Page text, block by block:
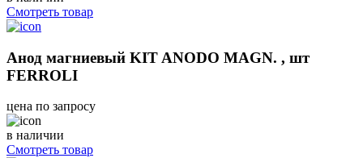
Смотреть товар
Анод магниевый KIT ANODO MAGN. , шт
FERROLI
цена по запросу
в наличии
Смотреть товар